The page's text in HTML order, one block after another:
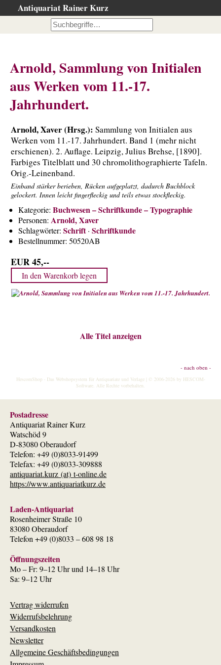
Antiquariat Rainer Kurz
…nach Beschreibung
…nach Kategorie
…nach Schlagwort
Neuzugänge
…der letzten Wochen
…der letzten Tage
Gesamtbestand
Ankauf
Warenkorb
Über uns
Kontakt
Impressum
Versandkosten
AGB
Arnold, Sammlung von Initialen
aus Werken vom 11.-17.
Jahrhundert.
Arnold, Xaver (Hrsg.): Sammlung von Initialen aus
Werken vom 11.-17. Jahrhundert. Band 1 (mehr nicht
erschienen). 2. Auflage. Leipzig, Julius Brehse, [1890].
Farbiges Titelblatt und 30 chromolithographierte Tafeln.
Orig.-Leinenband.
Einband stärker berieben, Rücken aufgeplatzt, dadurch Buchblock
gelockert. Innen leicht fingerfleckig und teils etwas stockfleckig.
Kategorie: Buchwesen – Schriftkunde – Typographie
Personen: Arnold, Xaver
Schlagwörter: Schrift· Schriftkunde
Bestellnummer: 50520AB
EUR 45,--
Alle Titel anzeigen
- nach oben -
HescomShop- Das Webshopsystem für Antiquariate und Verlage | © 2006-2026 by HESCOM-
Software. Alle Rechte vorbehalten.
Postadresse
Antiquariat Rainer Kurz
Watschöd 9
D-83080 Oberaudorf
Telefon: +49 (0)8033-91499
Telefax: +49 (0)8033-309888
antiquariat.kurz (at) t-online.de
https://www.antiquariatkurz.de
Laden-Antiquariat
Rosenheimer Straße 10
83080 Oberaudorf
Telefon +49 (0)8033 – 608 98 18
Öffnungszeiten
Mo – Fr: 9–12 Uhr und 14–18 Uhr
Sa: 9–12 Uhr
Vertrag widerrufen
Widerrufsbelehrung
Versandkosten
Newsletter
Allgemeine Geschäftsbedingungen